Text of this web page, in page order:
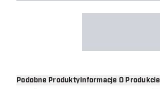
Podobne ProduktyInformacje O Produkcie